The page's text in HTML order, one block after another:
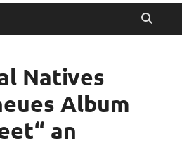
Natives
Album
an